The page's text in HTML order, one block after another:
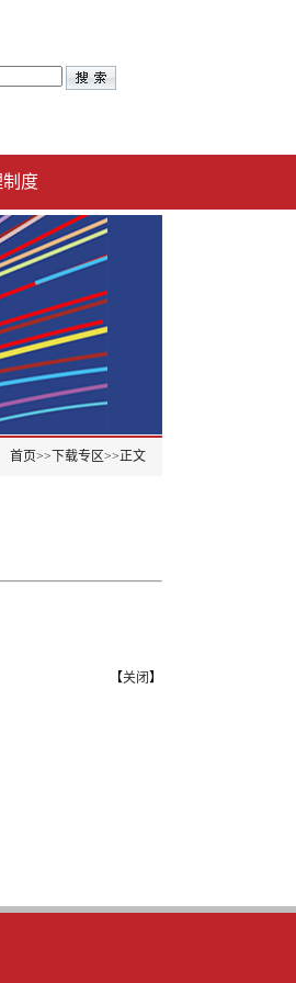
制度
首页>> 下载专区>>正文
【关闭】